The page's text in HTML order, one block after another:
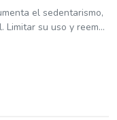
el sedentarismo,
su uso y reem...